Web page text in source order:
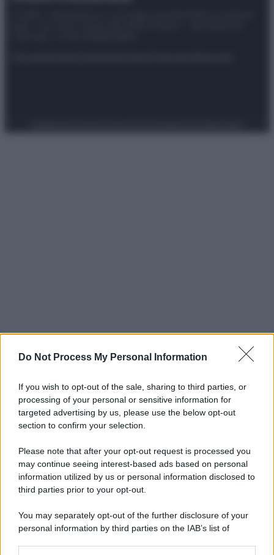
Do Not Process My Personal Information
If you wish to opt-out of the sale, sharing to third parties, or
processing of your personal or sensitive information for
targeted advertising by us, please use the below opt-out
section to confirm your selection.
Please note that after your opt-out request is processed you
may continue seeing interest-based ads based on personal
information utilized by us or personal information disclosed to
third parties prior to your opt-out.
You may separately opt-out of the further disclosure of your
personal information by third parties on the IAB’s list of